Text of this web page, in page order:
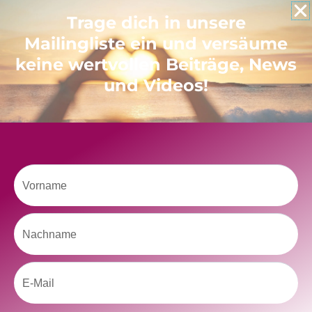
Like uns auf Facebook
Trage dich in unsere
Mailingliste ein und versäume
keine wertvollen Beiträge, News
und Videos!
Vorname
Nachname
Email